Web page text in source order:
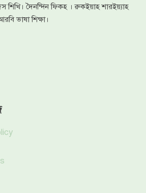
শিখি। দৈনন্দিন ফিকহ । রুকইয়াহ শারইয়্যাহ
ভাষা শিক্ষা।